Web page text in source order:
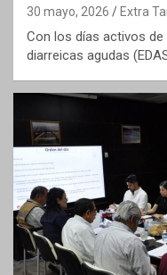
30 mayo, 2026 Extra
Con los días activos
diarreicas agudas